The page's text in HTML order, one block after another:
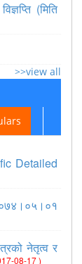
(मिति
>>view all
Detailed
नेतृत्व र
08-17 )